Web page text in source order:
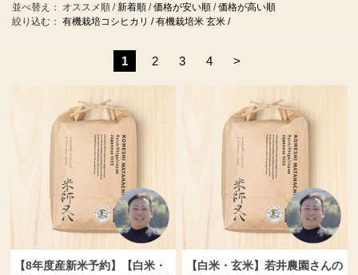
並べ替え： オススメ順 /新着順 /価格が安い順 /価格が高い順
絞り込む： 有機栽培コシヒカリ / 有機栽培米 玄米 /
1 2 3 4 >
【8年度産新米予約】【白米・
【白米・玄米】若井農園さんの